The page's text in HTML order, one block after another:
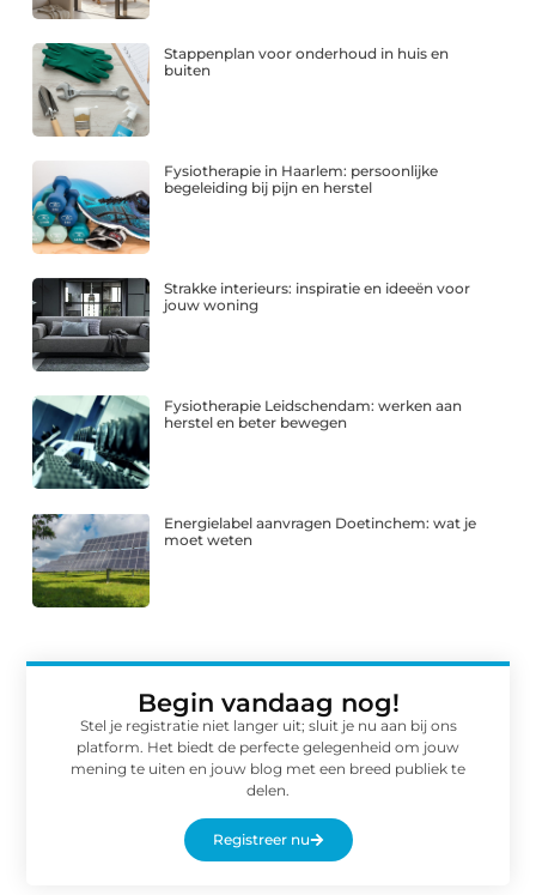
Stappenplan voor onderhoud in huis en
buiten
Fysiotherapie in Haarlem: persoonlijke
begeleiding bij pijn en herstel
Strakke interieurs: inspiratie en ideeën voor
jouw woning
Fysiotherapie Leidschendam: werken aan
herstel en beter bewegen
Energielabel aanvragen Doetinchem: wat je
moet weten
Begin vandaag nog!
Stel je registratie niet langer uit; sluit je nu aan bij ons
platform. Het biedt de perfecte gelegenheid om jouw
mening te uiten en jouw blog met een breed publiek te
delen.
Registreer nu